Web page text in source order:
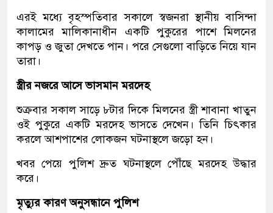
এরই মধ্যে বৃহস্পতিবার সকালে স্বজনরা স্থানীয় বাসিন্দা
কালামের মালিকানাধীন একটি পুকুরের পাশে মিলনের
কাপড় ও জুতা দেখতে পান। পরে সেগুলো বাড়িতে নিয়ে যান
তারা।
স্ত্রীর নজরে আসে ভাসমান মরদেহ
শুক্রবার সকাল সাড়ে ৮টার দিকে মিলনের স্ত্রী শাবানা খাতুন
ওই পুকুরে একটি মরদেহ ভাসতে দেখেন। তিনি চিৎকার
করলে আশপাশের লোকজন ঘটনাস্থলে জড়ো হন।
খবর পেয়ে পুলিশ দ্রুত ঘটনাস্থলে পৌঁছে মরদেহ উদ্ধার
করে।
মৃত্যুর কারণ অনুসন্ধানে পুলিশ